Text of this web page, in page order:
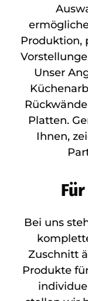
Produktion,
Unser
Platten.
Ihnen,
Bei uns
Zuschnitt
Produkte